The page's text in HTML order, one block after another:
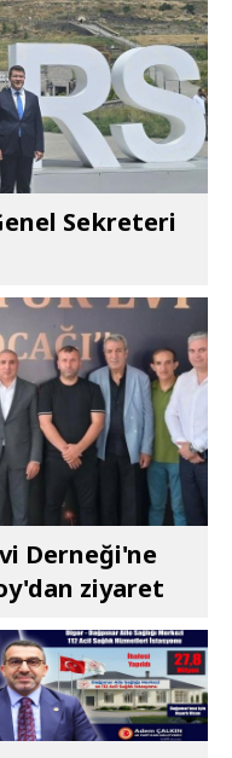
Sekreteri
Derneği'ne
ziyaret